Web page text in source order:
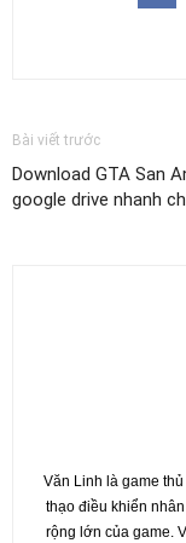
Bài viết trước
Download GTA San
google drive nhanh
Văn Linh là game
thạo điều khiển
rộng lớn của game.